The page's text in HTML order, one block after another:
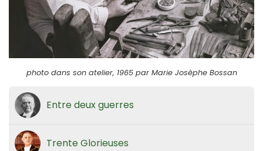
photo dans son atelier, 1965 par Marie Josèphe Bossan
Entre deux guerres
Trente Glorieuses